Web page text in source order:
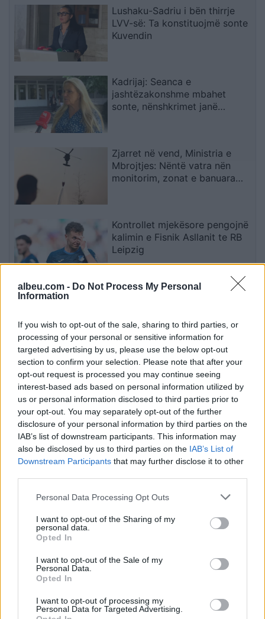
albeu.com - Do Not Process My Personal
Information
If you wish to opt-out of the sale, sharing to third parties, or
processing of your personal or sensitive information for
targeted advertising by us, please use the below opt-out
section to confirm your selection. Please note that after your
opt-out request is processed you may continue seeing
interest-based ads based on personal information utilized by
us or personal information disclosed to third parties prior to
your opt-out. You may separately opt-out of the further
disclosure of your personal information by third parties on the
IAB’s list of downstream participants. This information may
also be disclosed by us to third parties on the IAB’s List of
Downstream Participants that may further disclose it to other
Personal Data Processing Opt Outs
I want to opt-out of the Sharing of my
personal data.
Opted In
I want to opt-out of the Sale of my
Personal Data.
Opted In
I want to opt-out of processing my
Personal Data for Targeted Advertising.
Lushaku-Sadriu i bën thirrje
LVV-së: Ta konstituojmë sonte
Kuvendin
Kadrijaj: Seanca e
jashtëzakonshme mbahet
sonte, nënshkrimet janë
Zjarret në vend, Ministria e
Mbrojtjes: Nëntë vatra nën
monitorim, zonat e banuara
Kontrollet mjekësore pengojnë
kalimin e Fisnik Asllanit te RB
Leipzig
humbasë një tjetër xhevahir të
akademisë
Esim for Global
Esim for USA | Esim for Italy Esim for Spain|
for Turkey|Esim for Germany|Esim for Greece|